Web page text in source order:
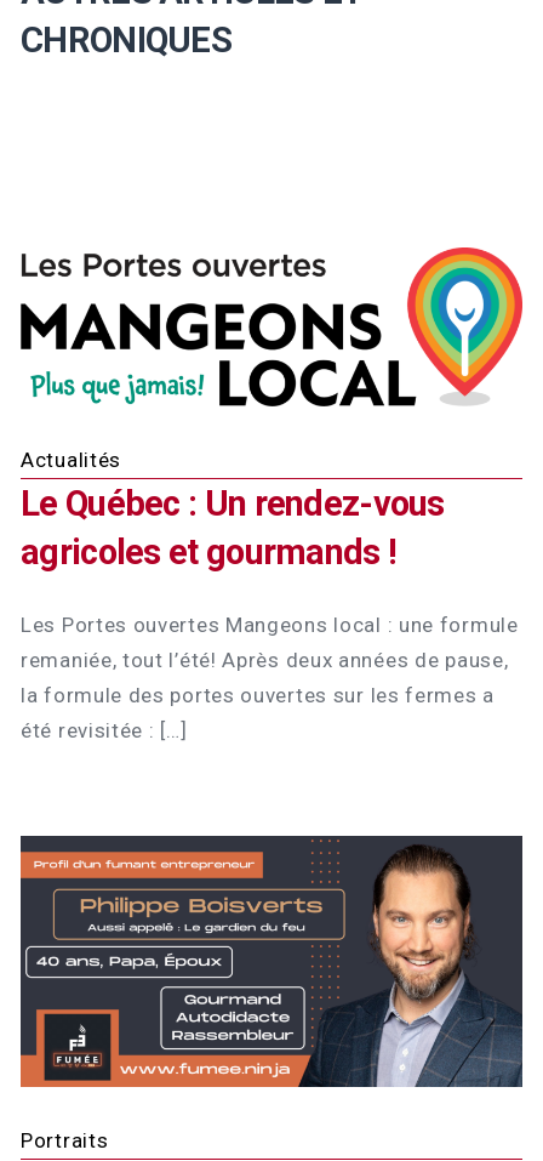
CHRONIQUES
Actualités
Le Québec : Un rendez-vous
agricoles et gourmands !
Les Portes ouvertes Mangeons local : une formule
remaniée, tout l’été! Après deux années de pause,
la formule des portes ouvertes sur les fermes a
été revisitée : […]
Portraits